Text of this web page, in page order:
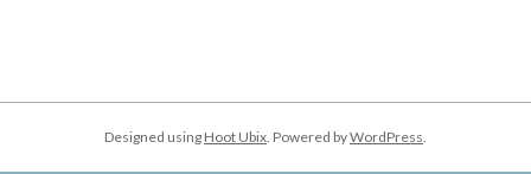
Designed using Hoot Ubix. Powered byWordPress.